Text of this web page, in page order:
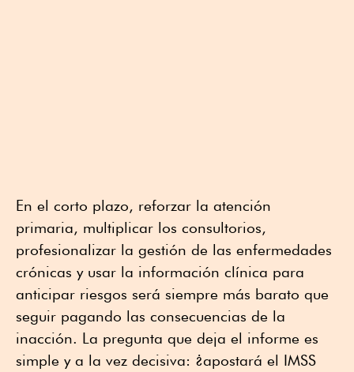
En el corto plazo, reforzar la atención
primaria, multiplicar los consultorios,
profesionalizar la gestión de las enfermedades
crónicas y usar la información clínica para
anticipar riesgos será siempre más barato que
seguir pagando las consecuencias de la
inacción. La pregunta que deja el informe es
simple y a la vez decisiva: ¿apostará el IMSS